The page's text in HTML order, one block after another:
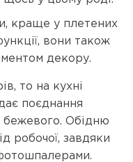
краще у плетених
вони також
декору.
то на кухні
поєднання
бежевого. Обідню
робочої, завдяки